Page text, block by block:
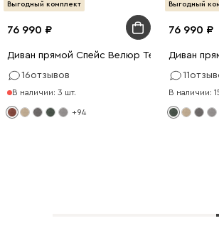
Выгодный комплект
76 990
Диван прямой Спейс Велюр Терракотовый
16отзывов
В наличии: 3 шт.
+94
Выгодный
76 990
Диван
11
В наличии: